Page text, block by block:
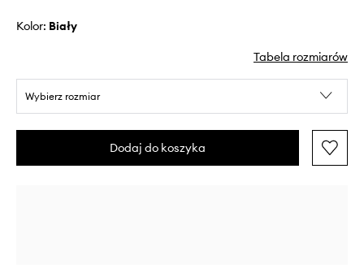
Kolor: biały
Tabela rozmiarów
Wybierz rozmiar
Dodaj do koszyka